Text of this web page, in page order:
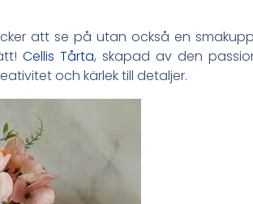
att se på utan också en
Cellis Tårta, skapad av den
och kärlek till detaljer.